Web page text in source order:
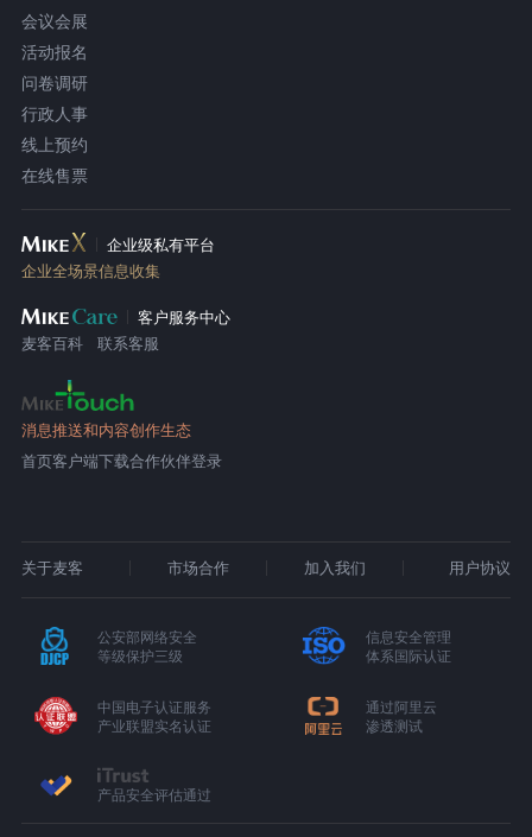
会议会展
活动报名
问卷调研
行政人事
线上预约
在线售票
企业级私有平台
企业全场景信息收集
客户服务中心
麦客百科
联系客服
消息推送和内容创作生态
首页客户端下载合作伙伴登录
关于麦客 市场合作 加入我们 用户协议
公安部网络安全
等级保护三级
信息安全管理
体系国际认证
中国电子认证服务
产业联盟实名认证
通过阿里云
渗透测试
产品安全评估通过